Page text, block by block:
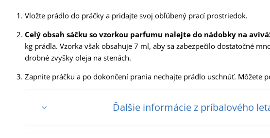
Vložte prádlo do práčky a pridajte svoj obľúbený prací prostriedok.
Celý obsah sáčku so vzorkou parfumu nalejte do nádobky na
kg prádla. Vzorka však obsahuje 7 ml, aby sa zabezpečilo dostatočné
drobné zvyšky oleja na stenách.
Zapnite práčku a po dokončení prania nechajte prádlo uschnúť. Môžete
Ďalšie informácie z príbalového
Návod na použitie: Pridajte 5 ml prípravku do nádržky na aviváž. 5 ml